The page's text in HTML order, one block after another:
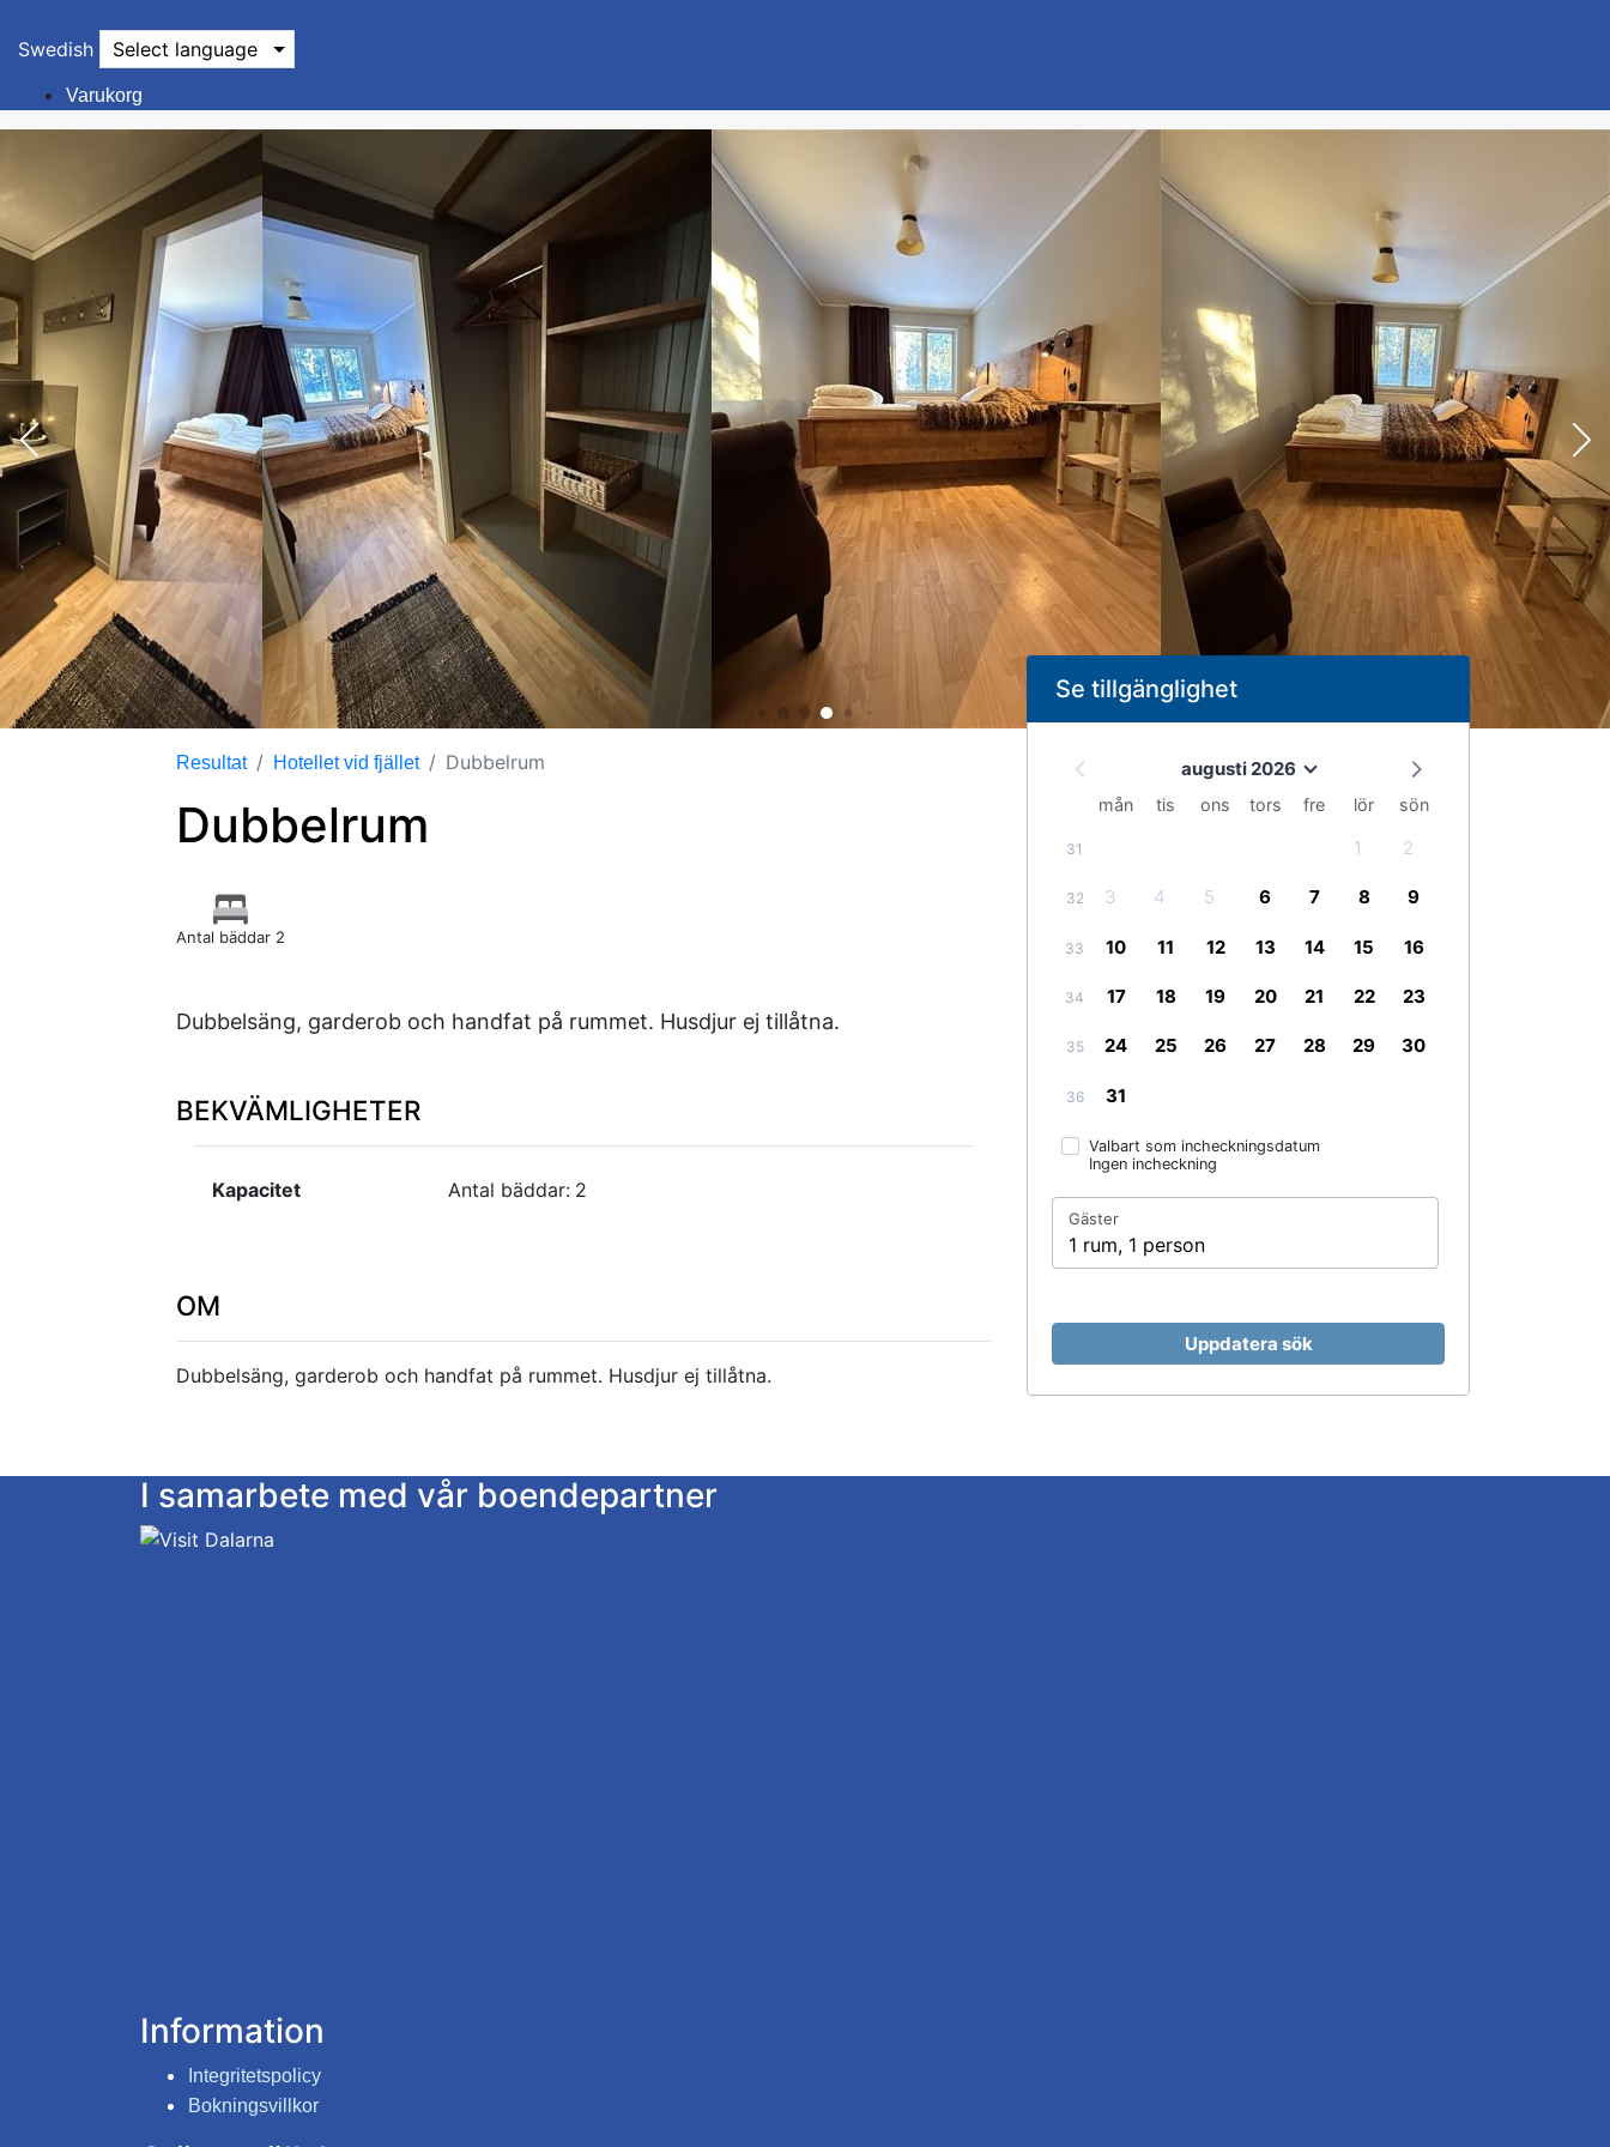
Swedish Select language
Varukorg
Resultat Hotellet vid fjället Dubbelrum
Dubbelrum
Antal bäddar 2
Dubbelsäng, garderob och handfat på rummet. Husdjur ej tillåtna.
BEKVÄMLIGHETER
Kapacitet Antal bäddar: 2
OM
Dubbelsäng, garderob och handfat på rummet. Husdjur ej tillåtna.
Se tillgänglighet
augusti 2026
mån tis ons tors fre lör sön
31 1 2
32 3 4 5 6 7 8 9
33 10 11 12 13 14 15 16
34 17 18 19 20 21 22 23
35 24 25 26 27 28 29 30
36 31
Valbart som incheckningsdatum
Ingen incheckning
Gäster
1 rum, 1 person
Uppdatera sök
I samarbete med vår boendepartner
Information
Integritetspolicy
Bokningsvillkor